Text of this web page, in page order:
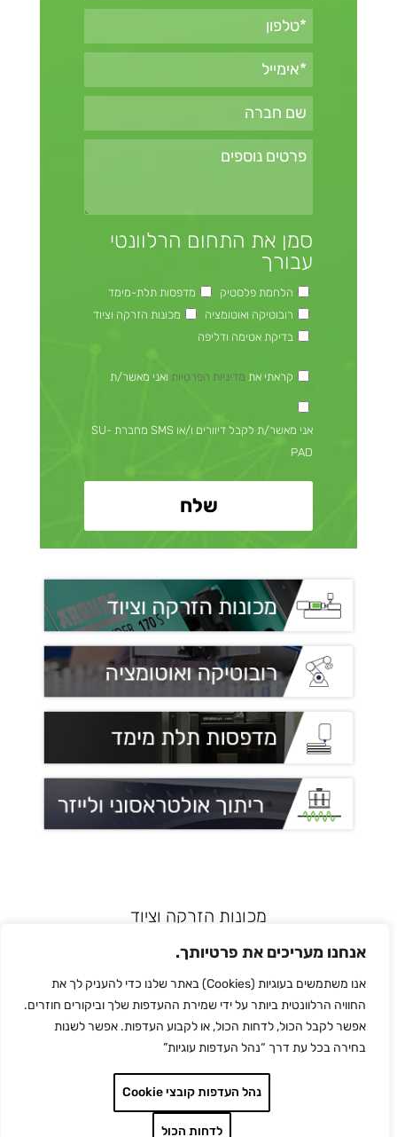
אנחנו מעריכים את פרטיותך.
אנו משתמשים בעוגיות (Cookies) באתר שלנו כדי להעניק לך את
החוויה הרלוונטית ביותר על ידי שמירת ההעדפות שלך וביקורים חוזרים.
אפשר לקבל הכול, לדחות הכול, או לקבוע העדפות. אפשר לשנות
בחירה בכל עת דרך “נהל העדפות עוגיות”
נהל העדפות קובצי Cookie
לדחות הכול
סמן את התחום הרלוונטי
עבורך
הלחמת פלסטיק
מדפסות תלת-מימד
רובוטיקה ואוטומציה
מכונות הזרקה וציוד
בדיקת אטימה ודליפה
קראתי את מדיניות הפרטיות ואני מאשר/ת
אני מאשר/ת לקבל דיוורים ו/או SMS מחברת SU-
PAD
מכונות הזרקה וציוד
מדפסות תלת מימד
הלחמת פלסטיק
לכל המותגים
צור קשר